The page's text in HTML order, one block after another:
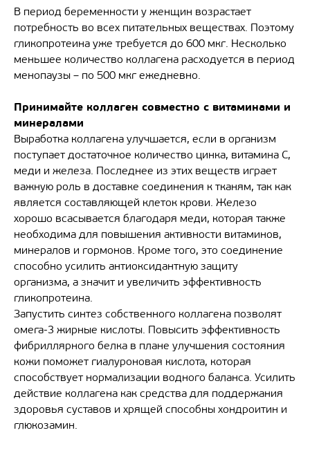
В период беременности у женщин возрастает
потребность во всех питательных веществах. Поэтому
гликопротеина уже требуется до 600 мкг. Несколько
меньшее количество коллагена расходуется в период
менопаузы – по 500 мкг ежедневно.
Принимайте коллаген совместно с витаминами и
минералами
Выработка коллагена улучшается, если в организм
поступает достаточное количество цинка, витамина С,
меди и железа. Последнее из этих веществ играет
важную роль в доставке соединения к тканям, так как
является составляющей клеток крови. Железо
хорошо всасывается благодаря меди, которая также
необходима для повышения активности витаминов,
минералов и гормонов. Кроме того, это соединение
способно усилить антиоксидантную защиту
организма, а значит и увеличить эффективность
гликопротеина.
Запустить синтез собственного коллагена позволят
омега-3 жирные кислоты. Повысить эффективность
фибриллярного белка в плане улучшения состояния
кожи поможет гиалуроновая кислота, которая
способствует нормализации водного баланса. Усилить
действие коллагена как средства для поддержания
здоровья суставов и хрящей способны хондроитин и
глюкозамин.